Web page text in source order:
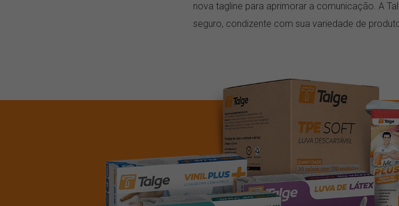
nova tagline para aprimorar a comunicação. A
seguro, condizente com sua variedade de